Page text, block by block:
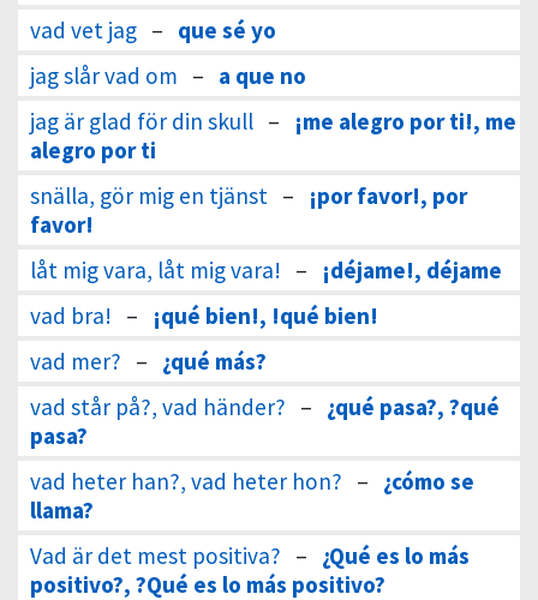
vad vet jag – que sé yo
jag slår vad om – a que no
jag är glad för din skull –
¡me alegro por ti!, me
alegro por ti
snälla, gör mig en tjänst –
¡por favor!, por
favor!
låt mig vara, låt mig vara! –
¡déjame!, déjame
vad bra! –
¡qué bien!, !qué bien!
vad mer? – ¿qué más?
vad står på?, vad händer? – ¿qué pasa?, ?qué
pasa?
vad heter han?, vad heter hon? – ¿cómo se
llama?
Vad är det mest positiva? – ¿Qué es lo más
positivo?, ?Qué es lo más positivo?